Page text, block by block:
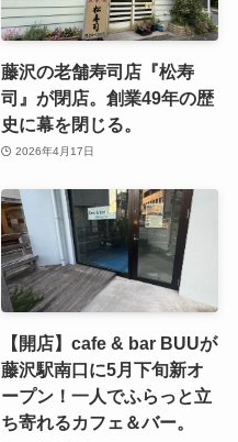
藤沢の老舗寿司店『松寿
司』が閉店。創業49年の歴
史に幕を閉じる。
2026年4月17日
【開店】cafe & bar BUUが
藤沢駅南口に5月下旬新オ
ープン！一人でふらっと立
ち寄れるカフェ＆バー。